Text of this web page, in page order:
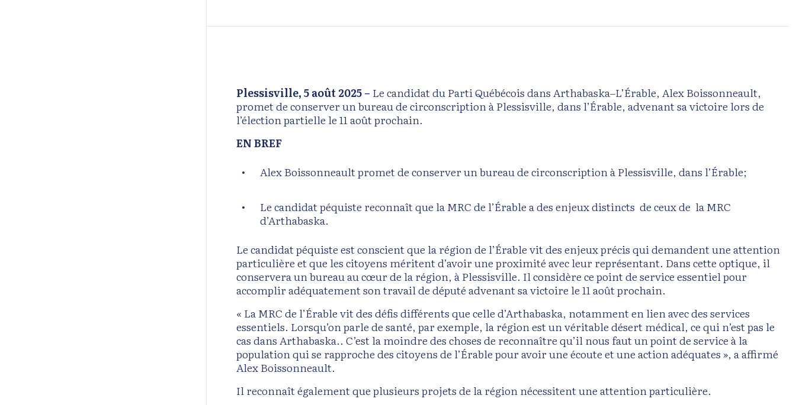
Plessisville, 5 août 2025 – Le candidat du Parti Québécois dans Arthabaska–L’Érable, Alex Boissonneault,
promet de conserver un bureau de circonscription à Plessisville, dans l’Érable, advenant sa victoire lors de
l’élection partielle le 11 août prochain.
EN BREF
Alex Boissonneault promet de conserver un bureau de circonscription à Plessisville, dans l’Érable;
Le candidat péquiste reconnaît que la MRC de l’Érable a des enjeux distincts de ceux de la MRC
d’Arthabaska.
Le candidat péquiste est conscient que la région de l’Érable vit des enjeux précis qui demandent une attention
particulière et que les citoyens méritent d’avoir une proximité avec leur représentant. Dans cette optique, il
conservera un bureau au cœur de la région, à Plessisville. Il considère ce point de service essentiel pour
accomplir adéquatement son travail de député advenant sa victoire le 11 août prochain.
« La MRC de l’Érable vit des défis différents que celle d’Arthabaska, notamment en lien avec des services
essentiels. Lorsqu’on parle de santé, par exemple, la région est un véritable désert médical, ce qui n’est pas le
cas dans Arthabaska.. C’est la moindre des choses de reconnaître qu’il nous faut un point de service à la
population qui se rapproche des citoyens de l’Érable pour avoir une écoute et une action adéquates », a affirmé
Alex Boissonneault.
Il reconnaît également que plusieurs projets de la région nécessitent une attention particulière.